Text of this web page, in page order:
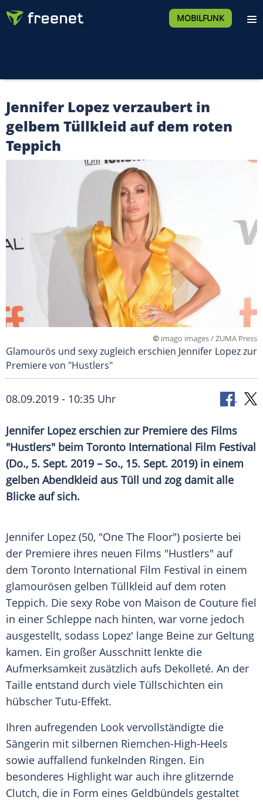
MOBILFUNK
Jennifer Lopez verzaubert in
gelbem Tüllkleid auf dem roten
Teppich
© imago images / ZUMA Press
Glamourös und sexy zugleich erschien Jennifer Lopez zur
Premiere von "Hustlers"
08.09.2019 - 10:35 Uhr
Jennifer Lopezerschien zur Premiere des Films
"Hustlers" beim Toronto International Film Festival
(Do., 5. Sept. 2019 – So., 15. Sept. 2019) in einem
gelben Abendkleid aus Tüll und zog damit alle
Blicke auf sich.
Jennifer Lopez (50, "One The Floor") posierte bei
der Premiere ihres neuen Films "Hustlers" auf
dem Toronto International Film Festival in einem
glamourösen gelben Tüllkleid auf dem roten
Teppich. Die sexy Robe von Maison de Couture fiel
in einer Schleppe nach hinten, war vorne jedoch
ausgestellt, sodass Lopez' lange Beine zur Geltung
kamen. Ein großer Ausschnitt lenkte die
Aufmerksamkeit zusätzlich aufs Dekolleté. An der
Taille entstand durch viele Tüllschichten ein
hübscher Tutu-Effekt.
Ihren aufregenden Look vervollständigte die
Sängerin mit silbernen Riemchen-High-Heels
sowie auffallend funkelnden Ringen. Ein
besonderes Highlight war auch ihre glitzernde
Clutch, die in Form eines Geldbündels gestaltet